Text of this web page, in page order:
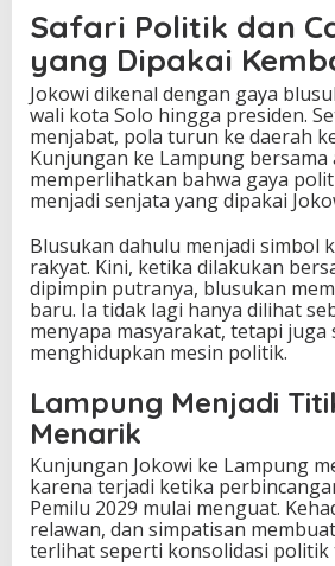
Safari Politik dan
yang Dipakai
Jokowi dikenal dengan gaya
wali kota Solo hingga presiden.
menjabat, pola turun ke daerah
Kunjungan ke Lampung bersama
memperlihatkan bahwa gaya
menjadi senjata yang dipakai
Blusukan dahulu menjadi simbol
rakyat. Kini, ketika dilakukan
dipimpin putranya, blusukan
baru. Ia tidak lagi hanya dilihat
menyapa masyarakat, tetapi juga
menghidupkan mesin politik.
Lampung Menjadi
Menarik
Kunjungan Jokowi ke Lampung
karena terjadi ketika
Pemilu 2029 mulai menguat.
relawan, dan simpatisan
terlihat seperti konsolidasi politik